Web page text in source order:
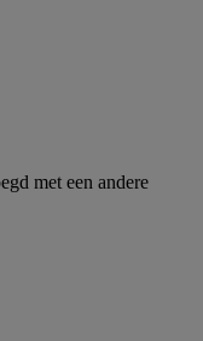
met een andere